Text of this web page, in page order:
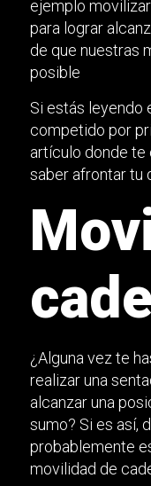
ejemplo
para lograr
de que nuestras
posible
Si estás leyendo
competido por
artículo donde
saber afrontar tu
¿Alguna vez te
realizar una
alcanzar una
sumo? Si es así,
probablemente
movilidad de